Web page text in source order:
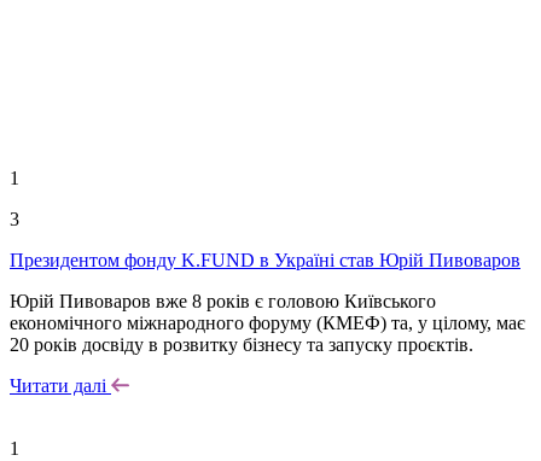
1
3
Президентом фонду K.FUND в Україні став Юрій Пивоваров
Юрій Пивоваров вже 8 років є головою Київського
економічного міжнародного форуму (КМЕФ) та, у цілому, має
20 років досвіду в розвитку бізнесу та запуску проєктів.
Читати далі
1